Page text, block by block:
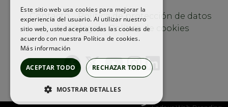
Contacto
Política de protección de datos
Aviso legal
Política de cookies
SPANISH
Este sitio web usa cookies para mejorar la
experiencia del usuario. Al utilizar nuestro
sitio web, usted acepta todas las cookies de
acuerdo con nuestra Política de cookies.
Más información
ACEPTAR TODO RECHAZAR TODO
MOSTRAR DETALLES
COOKIES ESTRICTAMENTE